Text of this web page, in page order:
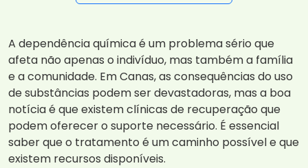
A dependência química é um problema sério que
afeta não apenas o indivíduo, mas também a família
e a comunidade. Em Canas, as consequências do uso
de substâncias podem ser devastadoras, mas a boa
notícia é que existem clínicas de recuperação que
podem oferecer o suporte necessário. É essencial
saber que o tratamento é um caminho possível e que
existem recursos disponíveis.